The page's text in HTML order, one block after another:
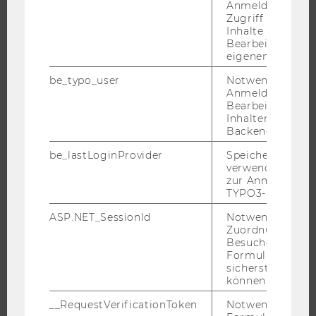
IMPACT DER FORSCHUNG
ÜBER DIE WU
ORGANISATION
EVENTS ARCHIV
Anmeldung und
Zugriff auf
Inhalte oder zur
Bearbeitung des
eigenen Profils.
be_typo_user
Notwendig für
Anmeldung und
Bearbeitung von
Inhalten im
Backend.
be_lastLoginProvider
Speichert die
verwendete
zur Anmeldung
TYPO3-Backend.
ASP.NET_SessionId
Notwendig, um
Zuordnung von
Besucher zu
sicherstellen zu
können.
__RequestVerificationToken
Notwendig, um